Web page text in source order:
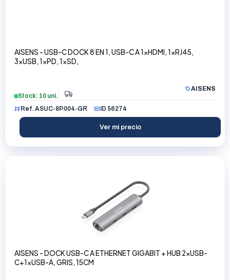
AISENS - USB-C DOCK 8 EN 1, USB-C A 1xHDMI, 1xRJ45,
3xUSB, 1xPD, 1xSD,
AISENS
Stock: 10 uni.
Ref. ASUC-8P004-GR
ID 56274
Ver mi precio
AISENS - DOCK USB-C A ETHERNET GIGABIT + HUB 2xUSB-
C+1xUSB-A, GRIS, 15CM